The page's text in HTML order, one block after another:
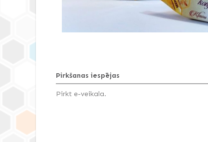
Pirkšanas iespējas
Pirkt e-veikala.